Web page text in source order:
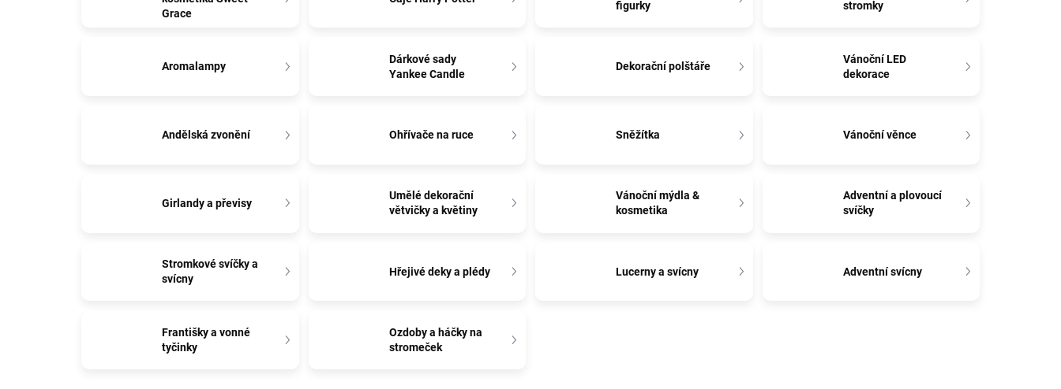
Grace
figurky
stromky
Aromalampy
Dárkové sady
Yankee Candle
Dekorační polštáře
Vánoční LED
dekorace
Andělská zvonění Ohřívače na ruce Sněžítka Vánoční věnce
Girlandy a převisy
Umělé dekorační
větvičky a květiny
Vánoční mýdla &
kosmetika
Adventní a plovoucí
svíčky
Stromkové svíčky a
svícny
Hřejivé deky a plédy Lucerny a svícny Adventní svícny
Františky a vonné
tyčinky
Ozdoby a háčky na
stromeček